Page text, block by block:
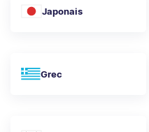
Japonais
Grec